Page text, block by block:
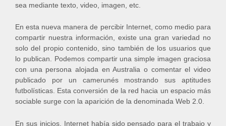
sea mediante texto, video, imagen, etc.
En esta nueva manera de percibir Internet, como medio para
compartir nuestra información, existe una gran variedad no
solo del propio contenido, sino también de los usuarios que
lo publican. Podemos compartir una simple imagen graciosa
con una persona alojada en Australia o comentar el video
publicado por un camerunés mostrando sus aptitudes
futbolísticas. Esta conversión de la red hacia un espacio más
sociable surge con la aparición de la denominada Web 2.0.
En sus inicios, Internet había sido pensado para el trabajo y